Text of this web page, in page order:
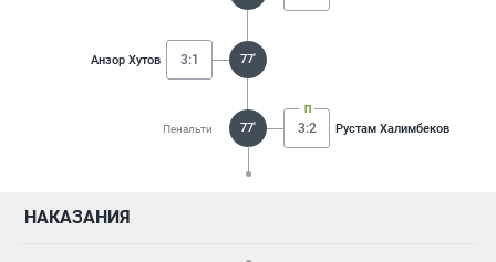
Анзор Хутов 3:1 77'
Пенальти 77' 3:2 Рустам Халимбеков
НАКАЗАНИЯ